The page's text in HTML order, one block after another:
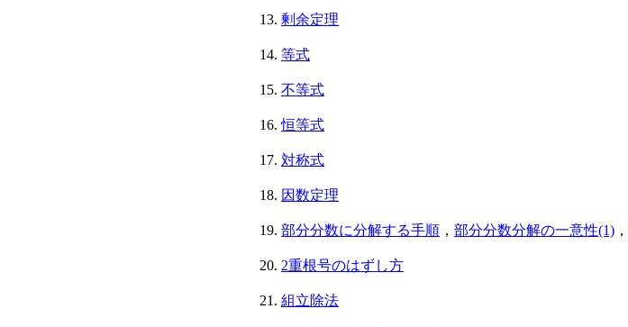
剰余定理
等式
不等式
恒等式
対称式
因数定理
部分分数に分解する手順 ， 部分分数分解の一意性(1) ，
2重根号のはずし方
組立除法